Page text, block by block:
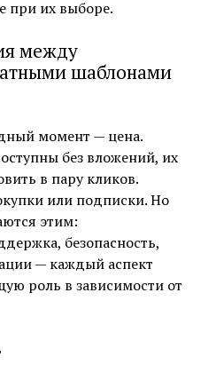
при их выборе.
между
шаблонами
момент — цена.
без вложений, их
в пару кликов.
или подписки. Но
этим:
безопасность,
— каждый аспект
роль в зависимости от